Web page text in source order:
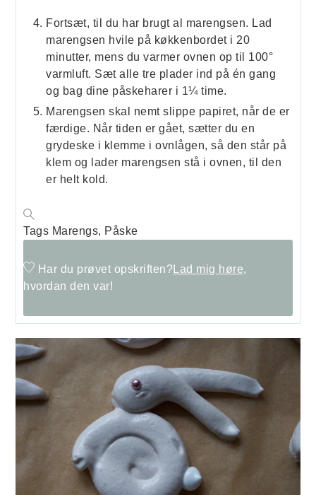
Fortsæt, til du har brugt al marengsen. Lad
marengsen hvile på køkkenbordet i 20
minutter, mens du varmer ovnen op til 100°
varmluft. Sæt alle tre plader ind på én gang
og bag dine påskeharer i 1¼ time.
Marengsen skal nemt slippe papiret, når de er
færdige. Når tiden er gået, sætter du en
grydeske i klemme i ovnlågen, så den står på
klem og lader marengsen stå i ovnen, til den
er helt kold.
Tags Marengs, Påske
Har du prøvet opskriften? Lad mig høre,
hvordan den var!